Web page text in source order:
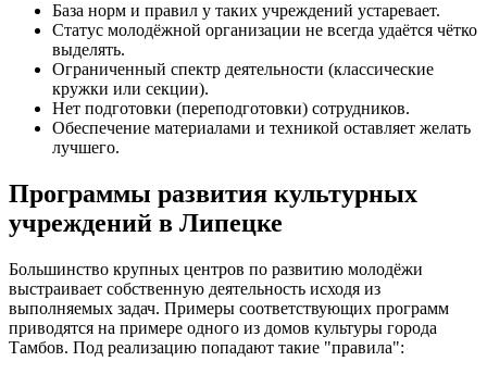
База норм и правил у таких учреждений устаревает.
Статус молодёжной организации не всегда удаётся чётко
выделять.
Ограниченный спектр деятельности (классические
кружки или секции).
Нет подготовки (переподготовки) сотрудников.
Обеспечение материалами и техникой оставляет желать
лучшего.
Программы развития культурных
учреждений в Липецке
Большинство крупных центров по развитию молодёжи
выстраивает собственную деятельность исходя из
выполняемых задач. Примеры соответствующих программ
приводятся на примере одного из домов культуры города
Тамбов. Под реализацию попадают такие "правила":